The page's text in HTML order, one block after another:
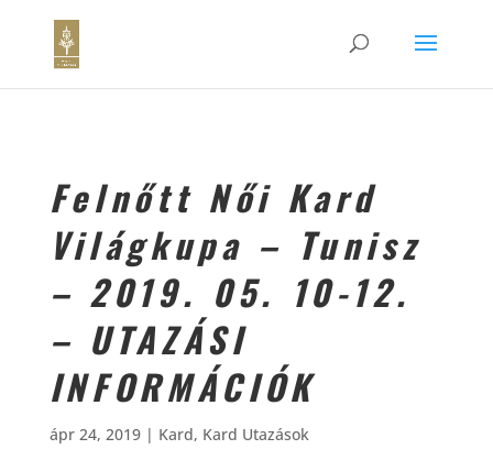
Felnőtt Női Kard
Világkupa – Tunisz
– 2019. 05. 10-12.
– UTAZÁSI
INFORMÁCIÓK
ápr 24, 2019| Kard, Kard Utazások